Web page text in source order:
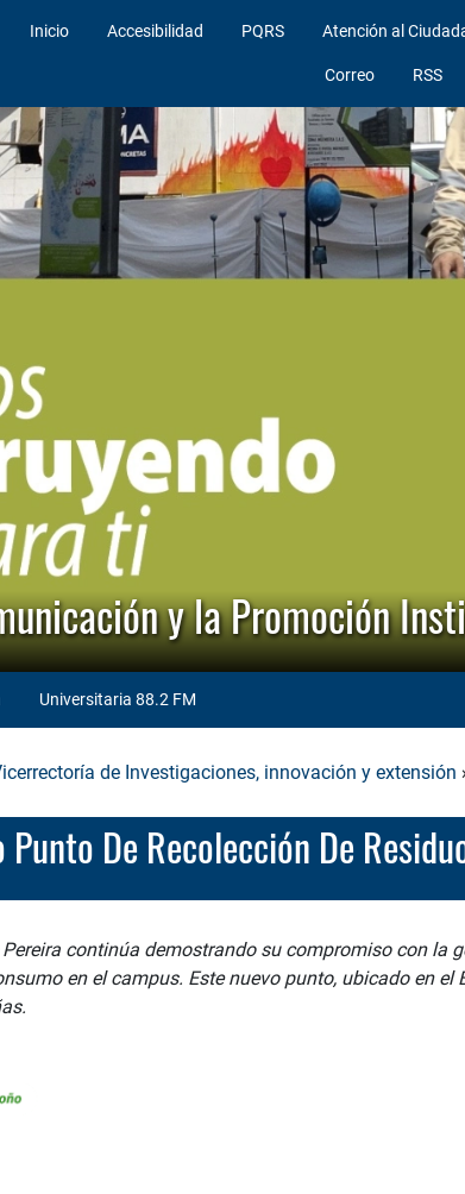
Inicio Accesibilidad PQRS Atención al
Correo RSS
y la Promoción
Universitaria 88.2 FM
de Investigaciones, innovación y extensión
Punto De Recolección De
continúa demostrando su compromiso con la
en el campus. Este nuevo punto, ubicado en